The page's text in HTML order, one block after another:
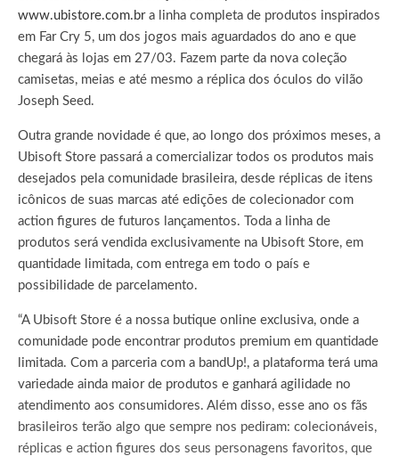
www.ubistore.com.bra linha completa de produtos inspirados
em Far Cry 5, um dos jogos mais aguardados do ano e que
chegará às lojas em 27/03. Fazem parte da nova coleção
camisetas, meias e até mesmo a réplica dos óculos do vilão
Joseph Seed.
Outra grande novidade é que, ao longo dos próximos meses, a
Ubisoft Store passará a comercializar todos os produtos mais
desejados pela comunidade brasileira, desde réplicas de itens
icônicos de suas marcas até edições de colecionador com
action figures de futuros lançamentos. Toda a linha de
produtos será vendida exclusivamente na Ubisoft Store, em
quantidade limitada, com entrega em todo o país e
possibilidade de parcelamento.
“A Ubisoft Store é a nossa butique online exclusiva, onde a
comunidade pode encontrar produtos premium em quantidade
limitada. Com a parceria com a bandUp!, a plataforma terá uma
variedade ainda maior de produtos e ganhará agilidade no
atendimento aos consumidores. Além disso, esse ano os fãs
brasileiros terão algo que sempre nos pediram: colecionáveis,
réplicas e action figures dos seus personagens favoritos, que